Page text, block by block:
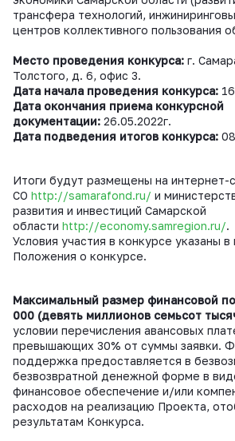
трансфера технологий,
центров коллективного пользования
Место проведения конкурса: г.
Толстого, д. 6, офис 3.
Дата начала проведения конкурса:
Дата окончания приема конкурсной
документации: 26.05.2022г.
Дата подведения итогов конкурса:
Итоги будут размещены на
СО http://samarafond.ru/ и
развития и инвестиций Самарской
области http://economy.samregion.ru/.
Условия участия в конкурсе указаны в
Положения о конкурсе.
Максимальный размер финансовой
000 (девять миллионов семьсот
условии перечисления авансовых
превышающих 30% от суммы заявки.
поддержка предоставляется в
безвозвратной денежной форме в
финансовое обеспечение и/или
расходов на реализацию Проекта,
результатам Конкурса.